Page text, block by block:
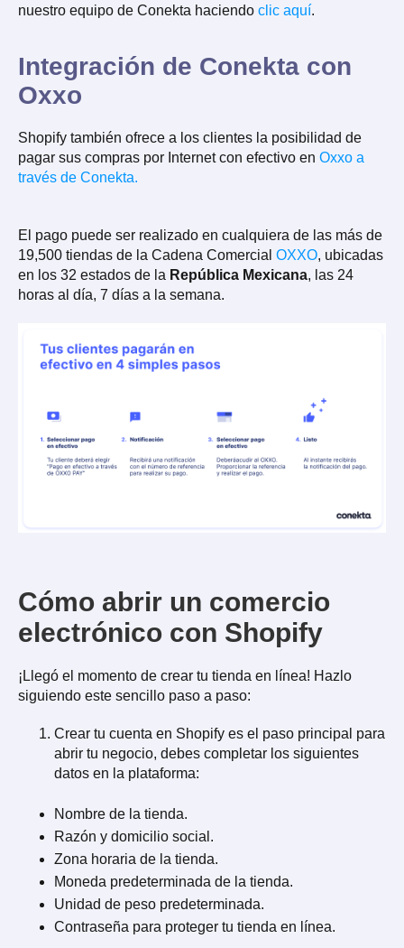
nuestro equipo de Conekta haciendo clic aquí.
Integración de Conekta con
Oxxo
Shopify también ofrece a los clientes la posibilidad de
pagar sus compras por Internet con efectivo en Oxxo a
través de Conekta.
El pago puede ser realizado en cualquiera de las más de
19,500 tiendas de la Cadena Comercial OXXO, ubicadas
en los 32 estados de la República Mexicana, las 24
horas al día, 7 días a la semana.
Cómo abrir un comercio
electrónico con Shopify
¡Llegó el momento de crear tu tienda en línea! Hazlo
siguiendo este sencillo paso a paso:
Crear tu cuenta en Shopify es el paso principal para
abrir tu negocio, debes completar los siguientes
datos en la plataforma:
Nombre de la tienda.
Razón y domicilio social.
Zona horaria de la tienda.
Moneda predeterminada de la tienda.
Unidad de peso predeterminada.
Contraseña para proteger tu tienda en línea.